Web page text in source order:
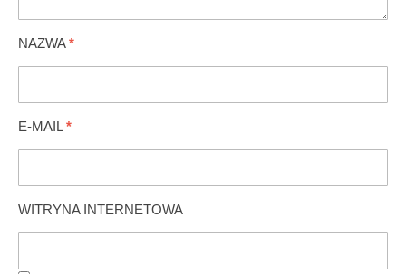
NAZWA*
E-MAIL *
WITRYNA INTERNETOWA